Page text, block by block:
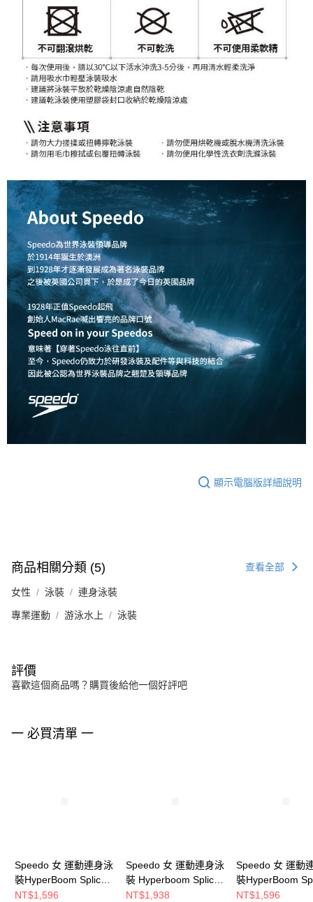
顯示電腦版詳細說明
商品相關分類 (5) 查看全部
女性 泳裝 連身泳裝
專業運動 游泳水上 泳裝
評價
喜歡這個商品嗎？購買後給他一個好評吧
一 必買清單 一
Speedo 女 運動連身泳
裝HyperBoom Splice
黑/紫/粉橘
NT$1,596
Speedo 女 運動連身泳
裝 Hyperboom Splice
黑/淡綠
NT$1,938
Speedo 女 運動
裝HyperBoom
黑/霓虹紫/橘
NT$1,596